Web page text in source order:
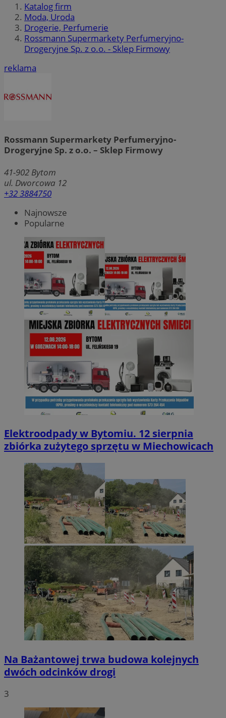
Katalog firm
Moda, Uroda
Drogerie, Perfumerie
Rossmann Supermarkety Perfumeryjno-
Drogeryjne Sp. z o.o. - Sklep Firmowy
reklama
Rossmann Supermarkety Perfumeryjno-
Drogeryjne Sp. z o.o. – Sklep Firmowy
41-902 Bytom
ul. Dworcowa 12
+32 3884750
Najnowsze
Popularne
Elektroodpady w Bytomiu. 12 sierpnia
zbiórka zużytego sprzętu w Miechowicach
Na Bażantowej trwa budowa kolejnych
dwóch odcinków drogi
3